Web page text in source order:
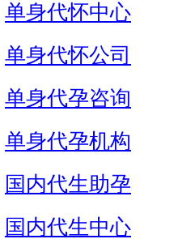
单身代怀中心
单身代怀公司
单身代孕咨询
单身代孕机构
国内代生助孕
国内代生中心